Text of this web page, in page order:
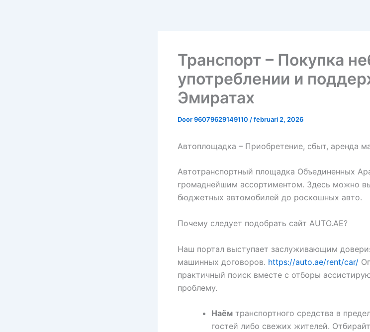
Транспорт – Покупка
употреблении и
Эмиратах
Door96079629149110 /februari 2, 2026
Автоплощадка – Приобретение, сбыт, аренда
Автотранспортный площадка Объединенных
громаднейшим ассортиментом. Здесь можно
бюджетных автомобилей до роскошных авто.
Почему следует подобрать сайт AUTO.AE?
Наш портал выступает заслуживающим
машинных договоров. https://auto.ae/rent/car/
практичный поиск вместе с отборы
проблему.
Наём транспортного средства в
гостей либо свежих жителей.